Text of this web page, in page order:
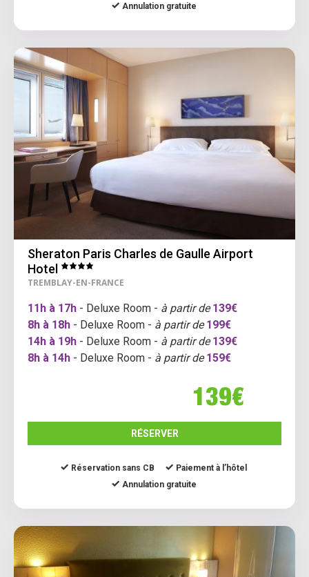
Annulation gratuite
Sheraton Paris Charles de Gaulle Airport
Hotel
TREMBLAY-EN-FRANCE
11h à 17h - Deluxe Room - à partir de 139€
8h à 18h - Deluxe Room - à partir de 199€
14h à 19h - Deluxe Room - à partir de 139€
8h à 14h - Deluxe Room - à partir de 159€
139€
RÉSERVER
Réservation sans CB
Paiement à l’hôtel
Annulation gratuite